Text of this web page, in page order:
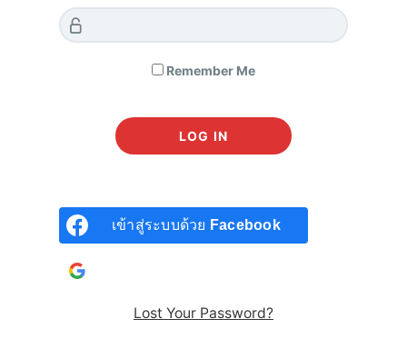
Remember Me
เข้าสู่ระบบด้วย Facebook
Lost Your Password?
Reset Your English
ได้เลยตั้งแต่บทเรียนแรก แล้วคุณจะรู้ว่าการพูดแบบเจ้าของ
สำนวนที่เจ้าของภาษาใช้งานกันจริงๆ ในชีวิตประจำวัน นี่
คือคอร์สที่ทุกคนต้องเรียน! ไม่ว่าคุณจะมีพื้นฐานมาระดับ
สอนพ่อแม่อ่านนิทานให้ลูกฟัง